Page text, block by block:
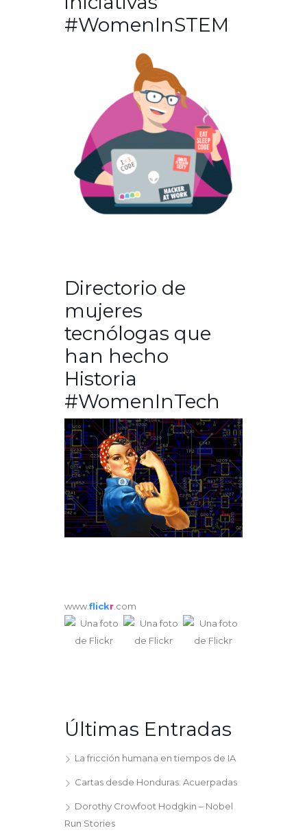
#WomenInSTEM
Directorio de
mujeres
tecnólogas que
han hecho
Historia
#WomenInTech
www.flickr.com
Últimas Entradas
La fricción humana en tiempos de IA
Cartas desde Honduras: Acuerpadas
Dorothy Crowfoot Hodgkin – Nobel
Run Stories